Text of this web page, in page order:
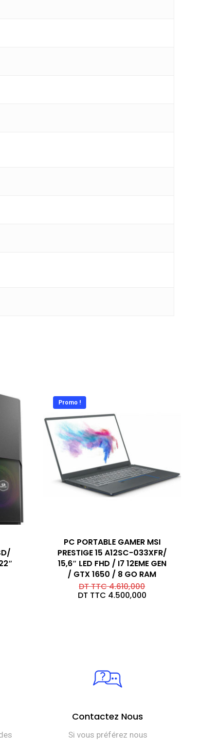
Promo !
PC PORTABLE GAMER MSI
PRESTIGE 15 A12SC-033XFR/
15,6″ LED FHD / I7 12EME GEN
/ GTX 1650 / 8 GO RAM
DT TTC4.610,000Le
prix
initial
DT TTC 4.500,000Le
Contactez Nous
Si vous préférez nous